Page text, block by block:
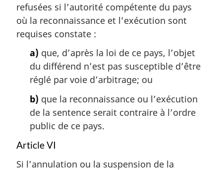
refusées si l’autorité compétente du pays
où la reconnaissance et l’exécution sont
requises constate :
a) que, d’après la loi de ce pays, l’objet
du différend n’est pas susceptible d’être
réglé par voie d’arbitrage; ou
b) que la reconnaissance ou l’exécution
de la sentence serait contraire à l’ordre
public de ce pays.
Article VI
Si l’annulation ou la suspension de la